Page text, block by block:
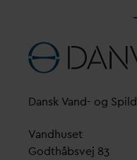
Dansk Vand- og
Vandhuset
Godthåbsvej 83